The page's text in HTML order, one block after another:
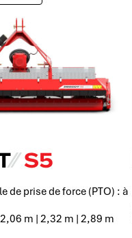
⁄⁄ S5
de prise de force (PTO) : à
m | 2,32 m | 2,89 m